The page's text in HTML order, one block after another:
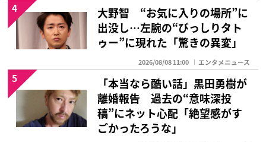
大野智 “お気に入りの場所”に
出没し…左腕の“びっしりタト
ゥー”に現れた「驚きの異変」
2026/08/08 11:00 エンタメニュース
4
「本当なら酷い話」黒田勇樹が
離婚報告 過去の“意味深投
稿”にネット心配「絶望感がす
ごかったろうな」
5